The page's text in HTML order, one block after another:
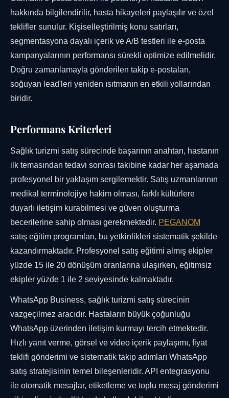
hakkında bilgilendirilir, hasta hikayeleri paylaşılır ve özel
teklifler sunulur. Kişiselleştirilmiş konu satırları,
segmentasyona dayalı içerik ve A/B testleri ile e-posta
kampanyalarının performansı sürekli optimize edilmelidir.
Doğru zamanlamayla gönderilen takip e-postaları,
soğuyan lead'leri yeniden ısıtmanın en etkili yollarından
biridir.
Performans Kriterleri
Sağlık turizmi satış sürecinde başarının anahtarı, hastanın
ilk temasından tedavi sonrası takibine kadar her aşamada
profesyonel bir yaklaşım sergilemektir. Satış uzmanlarının
medikal terminolojiye hakim olması, farklı kültürlere
duyarlı iletişim kurabilmesi ve güven oluşturma
becerilerine sahip olması gerekmektedir. PEGANOM
satış eğitim programları, bu yetkinlikleri sistematik şekilde
kazandırmaktadır. Profesyonel satış eğitimi almış ekipler
yüzde 15 ile 20 dönüşüm oranlarına ulaşırken, eğitimsiz
ekipler yüzde 1 ile 2 seviyesinde kalmaktadır.
WhatsApp Business, sağlık turizmi satış sürecinin
vazgeçilmez aracıdır. Hastaların büyük çoğunluğu
WhatsApp üzerinden iletişim kurmayı tercih etmektedir.
Hızlı yanıt verme, görsel ve video içerik paylaşımı, fiyat
teklifi gönderimi ve sistematik takip adımları WhatsApp
satış stratejisinin temel bileşenleridir. API entegrasyonu
ile otomatik mesajlar, etiketleme ve toplu mesaj gönderimi